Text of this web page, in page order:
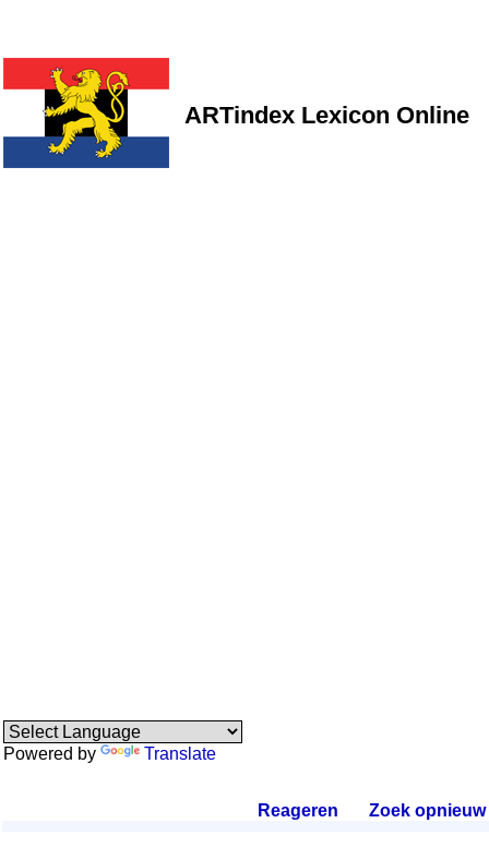
ARTindex Lexicon Online
Powered by Translate
Reageren Zoek opnieuw.